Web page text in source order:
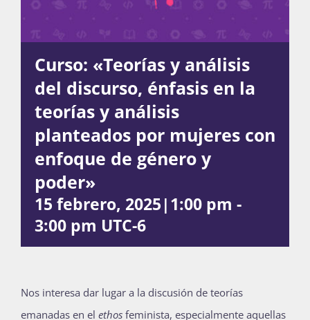
La Boletina
Blog
Recursos
Curso: «Teorías y análisis
del discurso, énfasis en la
teorías y análisis
planteados por mujeres con
enfoque de género y
poder»
15 febrero, 2025|1:00 pm -
3:00 pm UTC-6
Nos interesa dar lugar a la discusión de teorías
emanadas en el ethos feminista, especialmente aquellas